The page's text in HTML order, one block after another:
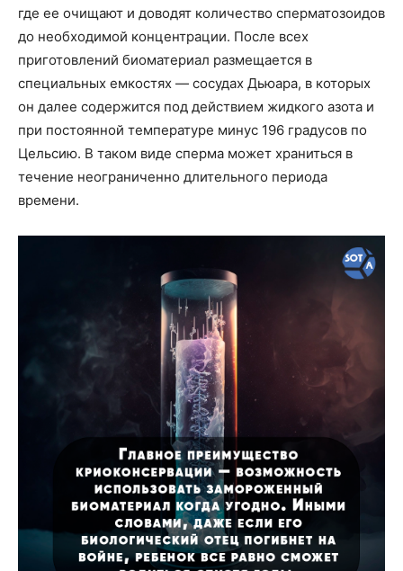
где ее очищают и доводят количество сперматозоидов
до необходимой концентрации. После всех
приготовлений биоматериал размещается в
специальных емкостях — сосудах Дьюара, в которых
он далее содержится под действием жидкого азота и
при постоянной температуре минус 196 градусов по
Цельсию. В таком виде сперма может храниться в
течение неограниченно длительного периода
времени.